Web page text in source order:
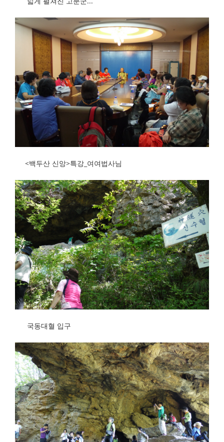
<백두산 신앙>특강_여여법사님
국동대혈 입구